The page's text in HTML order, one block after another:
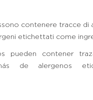
contenere tracce di
etichettati come
pueden contener
de alergenos